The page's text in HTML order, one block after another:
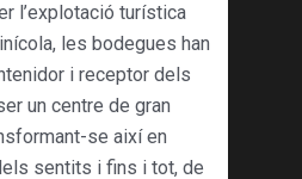
l’explotació turística
les bodegues han
i receptor dels
un centre de gran
se així en
sentits i fins i tot, de